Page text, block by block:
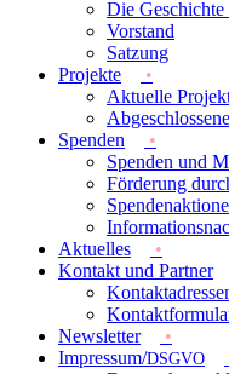
Die
Vorstand
Satzung
Projekte
Aktuelle
Spenden
Spenden und
Förderung
Aktuelles
Kontakt und Partner
Newsletter
Impressum/DSGVO